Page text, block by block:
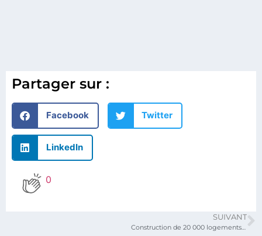
Partager sur :
Facebook Twitter
LinkedIn
0
SUIVANT
Construction de 20 000 logements d’ici à 2025